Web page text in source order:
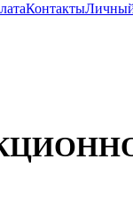
Контакты